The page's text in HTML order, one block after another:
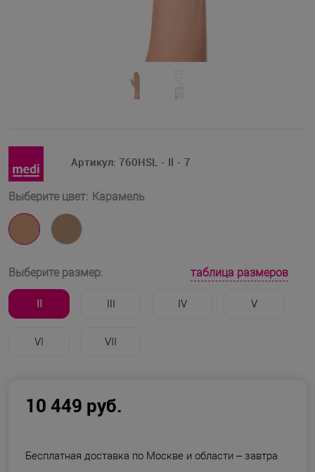
Артикул: 760HSL - II - 7
Выберите цвет: Карамель
Выберите размер: таблица размеров
II III IV V
VI VII
10 449 руб.
Бесплатная доставка по Москве и области – завтра